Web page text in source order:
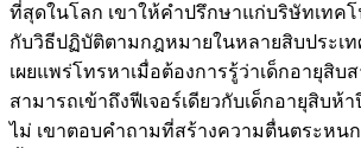
ที่สุดในโลก เขาให้คำปรึกษาแก่บริษัทเทคโ
กับวิธีปฏิบัติตามกฎหมายในหลายสิบประเ
เผยแพร่โทรหาเมื่อต้องการรู้ว่าเด็กอายุสิบ
สามารถเข้าถึงฟีเจอร์เดียวกับเด็กอายุสิบห้
ไม่ เขาตอบคำถามที่สร้างความตื่นตระหน